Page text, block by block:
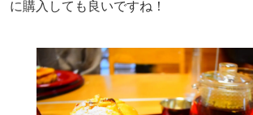
に購入しても良いですね！